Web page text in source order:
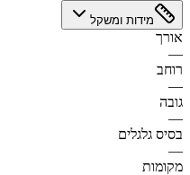
מידות ומשקל
אורך
—
רוחב
—
גובה
—
בסיס גלגלים
—
מקומות